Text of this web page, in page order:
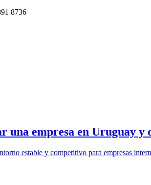
8736
una empresa en Uruguay
estable y competitivo para empresas